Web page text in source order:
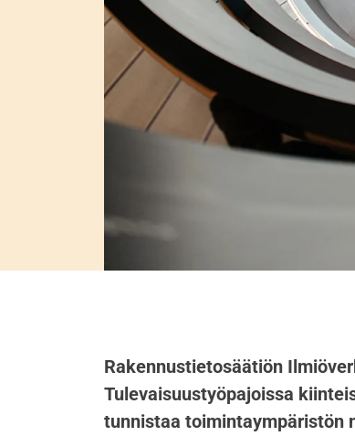
Rakennustietosäätiön
Tulevaisuustyöpajoissa
tunnistaa toimintaympäristön